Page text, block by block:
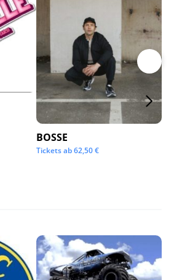
BOSSE
Tickets ab62,50€